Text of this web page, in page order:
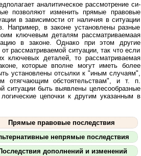
ана­ли­ти­чес­кое рассмотрение си­
позволяют изменить прямые правовые
в зависимости от наличия в ситуации
Например, в законе установлены разные
ключевым деталям рассматриваемаая
в законе. Однако при этом другие
рассматриваемой ситуации, так что если
ключевых деталей, то рассматриваемая
которые вполне могут иметь более
установлены отсылки к "иным случаям",
отягчающим обстоятельствам", и т. п.
ситуации быть выявлены целесообразные
цепочки к другим указанным в
Прямые правовые последствия
непрямые последствия
дополнений и изменений